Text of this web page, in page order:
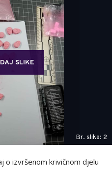
SLIKE
Br. slika: 2
o izvršenom krivičnom djelu